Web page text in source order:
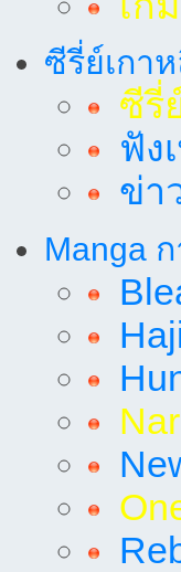
ซีรี่ย์เกา
ซีรี่
ฟัง
ข่า
Manga